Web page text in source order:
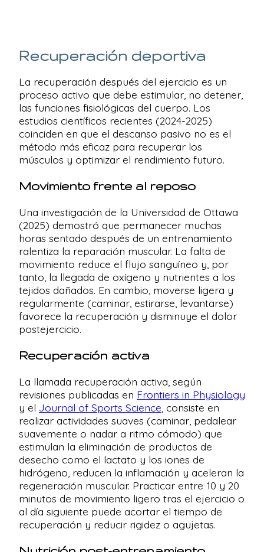
Recuperación deportiva
La recuperación después del ejercicio es un
proceso activo que debe estimular, no detener,
las funciones fisiológicas del cuerpo. Los
estudios científicos recientes (2024-2025)
coinciden en que el descanso pasivo no es el
método más eficaz para recuperar los
músculos y optimizar el rendimiento futuro.
Movimiento frente al reposo
Una investigación de la Universidad de Ottawa
(2025) demostró que permanecer muchas
horas sentado después de un entrenamiento
ralentiza la reparación muscular. La falta de
movimiento reduce el flujo sanguíneo y, por
tanto, la llegada de oxígeno y nutrientes a los
tejidos dañados. En cambio, moverse ligera y
regularmente (caminar, estirarse, levantarse)
favorece la recuperación y disminuye el dolor
postejercicio.
Recuperación activa
La llamada recuperación activa, según
revisiones publicadas en Frontiers in Physiology
y el Journal of Sports Science , consiste en
realizar actividades suaves (caminar, pedalear
suavemente o nadar a ritmo cómodo) que
estimulan la eliminación de productos de
desecho como el lactato y los iones de
hidrógeno, reducen la inflamación y aceleran la
regeneración muscular. Practicar entre 10 y 20
minutos de movimiento ligero tras el ejercicio o
al día siguiente puede acortar el tiempo de
recuperación y reducir rigidez o agujetas.